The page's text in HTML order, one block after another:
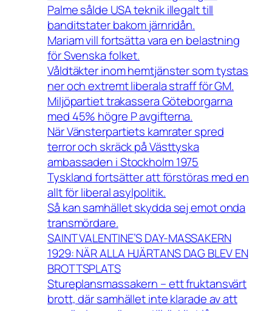
Palme sålde USA teknik illegalt till
banditstater bakom järnridån.
Mariam vill fortsätta vara en belastning
för Svenska folket.
Våldtäkter inom hemtjänster som tystas
ner och extremt liberala straff för GM.
Miljöpartiet trakassera Göteborgarna
med 45% högre P avgifterna.
När Vänsterpartiets kamrater spred
terror och skräck på Västtyska
ambassaden i Stockholm 1975
Tyskland fortsätter att förstöras med en
allt för liberal asylpolitik.
Så kan samhället skydda sej emot onda
transmördare.
SAINT VALENTINE’S DAY-MASSAKERN
1929: NÄR ALLA HJÄRTANS DAG BLEV EN
BROTTSPLATS
Stureplansmassakern – ett fruktansvärt
brott, där samhället inte klarade av att